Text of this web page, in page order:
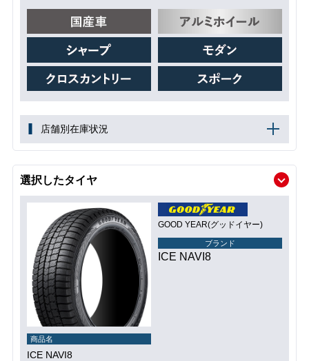
店舗別在庫状況
選択したタイヤ
GOOD YEAR(グッドイヤー)
ブランド
ICE NAVI8
商品名
ICE NAVI8